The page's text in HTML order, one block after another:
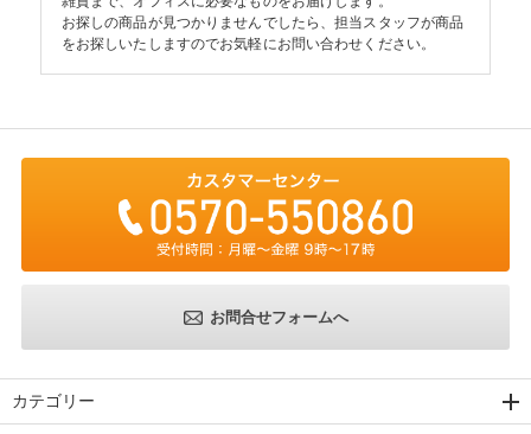
お探しの商品が見つかりませんでしたら、担当スタッフが商品
をお探しいたしますのでお気軽にお問い合わせください。
お問合せフォームへ
カテゴリー